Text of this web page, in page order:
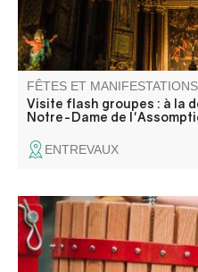
FÊTES ET MANIFESTATIONS
Visite flash groupes : à la
Notre-Dame de
ENTREVAUX
Une journée pour broyer,
et partager sans